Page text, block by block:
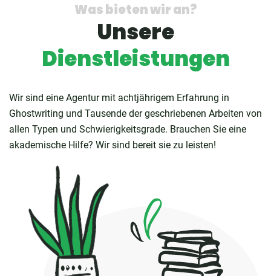
Was bieten wir an?
Unsere
Dienstleistungen
Wir sind eine Agentur mit achtjährigem Erfahrung in
Ghostwriting und Tausende der geschriebenen Arbeiten von
allen Typen und Schwierigkeitsgrade. Brauchen Sie eine
akademische Hilfe? Wir sind bereit sie zu leisten!